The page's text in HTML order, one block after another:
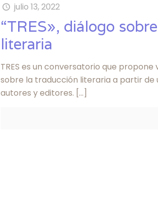
julio 13, 2022
“TRES», diálogo
literaria
TRES es un conversatorio que
sobre la traducción literaria a partir
autores y editores. […]